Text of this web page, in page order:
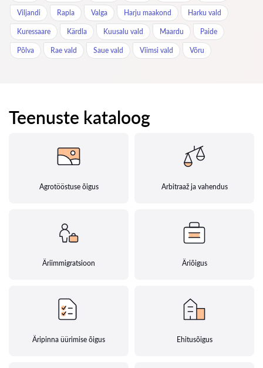
Viljandi Rapla Valga Harju maakond Harku vald
Kuressaare Kärdla Kuusalu vald Maardu Paide
Põlva Rae vald Saue vald Viimsi vald Võru
Teenuste kataloog
Agrotööstuse õigus Arbitraaž ja vahendus
Äriimmigratsioon Äriõigus
Äripinna üürimise õigus Ehitusõigus